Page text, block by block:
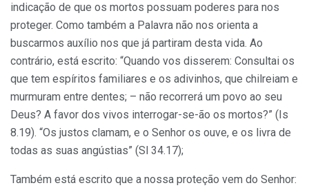
indicação de que os mortos possuam poderes para nos
proteger. Como também a Palavra não nos orienta a
buscarmos auxílio nos que já partiram desta vida. Ao
contrário, está escrito: “Quando vos disserem: Consultai os
que tem espíritos familiares e os adivinhos, que chilreiam e
murmuram entre dentes; – não recorrerá um povo ao seu
Deus? A favor dos vivos interrogar-se-ão os mortos?” (Is
8.19). “Os justos clamam, e o Senhor os ouve, e os livra de
todas as suas angústias” (Sl 34.17);
Também está escrito que a nossa proteção vem do Senhor: